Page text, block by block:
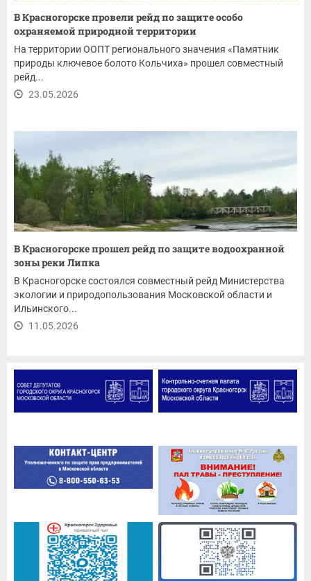
В Красногорске провели рейд по защите особо
охраняемой природной территории
На территории ООПТ регионального значения «Памятник
природы ключевое болото Кольчиха» прошел совместный
рейд...
23.05.2026
В Красногорске прошел рейд по защите водоохранной
зоны реки Липка
В Красногорске состоялся совместный рейд Министерства
экологии и природопользования Московской области и
Ильинского...
11.05.2026